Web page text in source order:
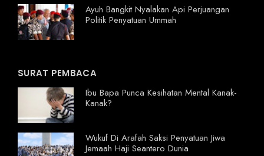
Ayuh Bangkit Nyalakan Api Perjuangan
Politik Penyatuan Ummah
SURAT PEMBACA
Ibu Bapa Punca Kesihatan Mental Kanak-
Kanak?
Wukuf Di Arafah Saksi Penyatuan Jiwa
Jemaah Haji Seantero Dunia